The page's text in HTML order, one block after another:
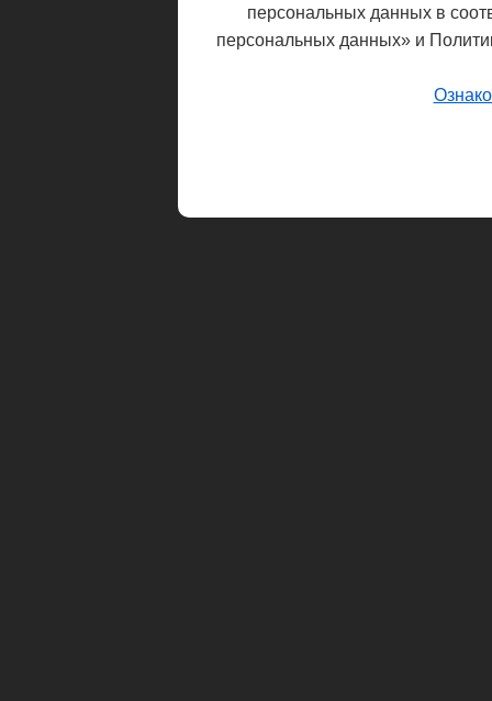
персональных данных в
персональных данных» и